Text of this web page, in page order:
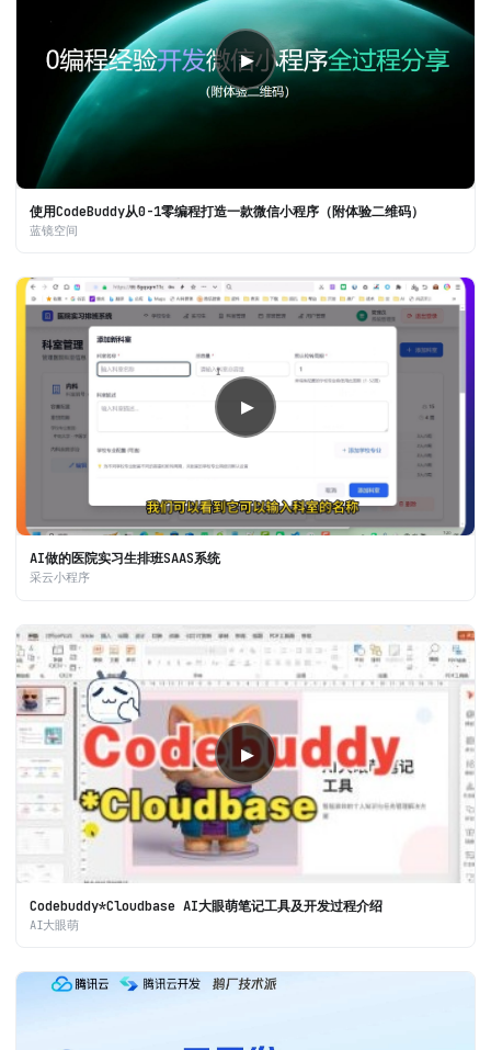
▶
使用CodeBuddy从0-1零编程打造一款微信小程序（附体验二维码）
蓝镜空间
▶
AI做的医院实习生排班SAAS系统
采云小程序
▶
Codebuddy*Cloudbase AI大眼萌笔记工具及开发过程介绍
AI大眼萌